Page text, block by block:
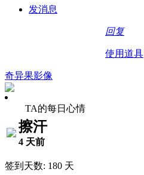
发消息
回复
使用道具
奇异果影像
TA的每日心情
擦汗
4 天前
签到天数: 180 天